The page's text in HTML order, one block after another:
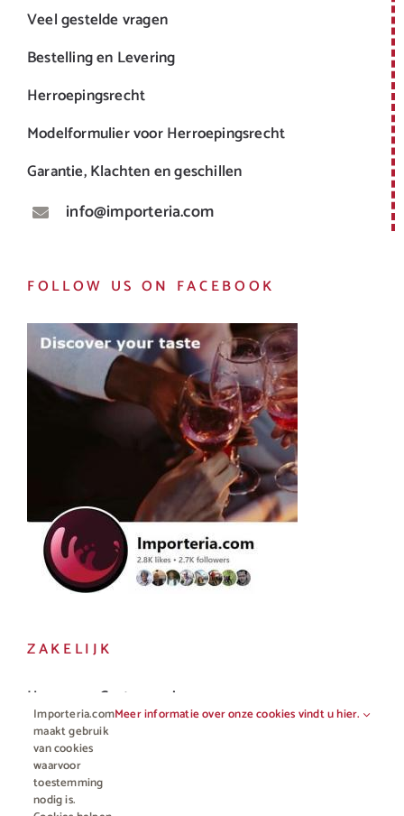
Veel gestelde vragen
Bestelling en Levering
Herroepingsrecht
Modelformulier voor Herroepingsrecht
Garantie, Klachten en geschillen
info@importeria.com
FOLLOW US ON FACEBOOK
ZAKELIJK
Horeca en Gastronomie
Vakhandel
Importeria.com
maakt gebruik
van cookies
waarvoor
toestemming
nodig is.
Meer informatie over onze cookies vindt u hier.